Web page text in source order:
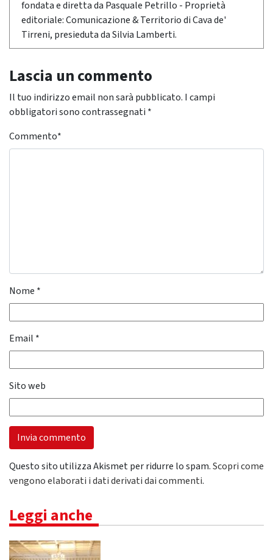
fondata e diretta da Pasquale Petrillo - Proprietà
editoriale: Comunicazione & Territorio di Cava de'
Tirreni, presieduta da Silvia Lamberti.
Lascia un commento
Il tuo indirizzo email non sarà pubblicato. I campi
obbligatori sono contrassegnati *
Commento*
Nome *
Email *
Sito web
Questo sito utilizza Akismet per ridurre lo spam.Scopri come
vengono elaborati i dati derivati dai commenti.
Leggi anche